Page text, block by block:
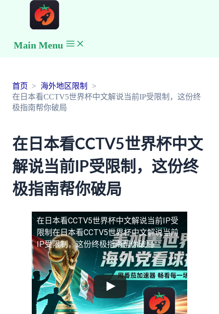
Main Menu
首页
海外地区限制
在日本看CCTV5世界杯中文解说当前IP受限制，这份终
极指南帮你破局
在日本看CCTV5世界杯中文
解说当前IP受限制，这份终
极指南帮你破局
在日本看CCTV5世界杯中文解说当前IP受
限制 在日本看CCTV5世界杯中文解说当前
IP受限制，这份终极指南帮你破局